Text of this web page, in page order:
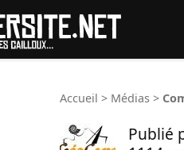
Accueil > Médias >
Publié